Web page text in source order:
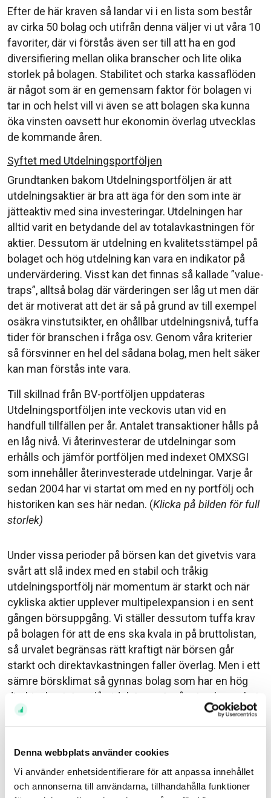
Denna webbplats använder cookies
Vi använder enhetsidentifierare för att anpassa innehållet
och annonserna till användarna, tillhandahålla funktioner
Efter de här kraven så landar vi i en lista som består
av cirka 50 bolag och utifrån denna väljer vi ut våra 10
favoriter, där vi förstås även ser till att ha en god
diversifiering mellan olika branscher och lite olika
storlek på bolagen. Stabilitet och starka kassaflöden
är något som är en gemensam faktor för bolagen vi
tar in och helst vill vi även se att bolagen ska kunna
öka vinsten oavsett hur ekonomin överlag utvecklas
de kommande åren.
Syftet med Utdelningsportföljen
Grundtanken bakom Utdelningsportföljen är att
utdelningsaktier är bra att äga för den som inte är
jätteaktiv med sina investeringar. Utdelningen har
alltid varit en betydande del av totalavkastningen för
aktier. Dessutom är utdelning en kvalitetsstämpel på
bolaget och hög utdelning kan vara en indikator på
undervärdering. Visst kan det finnas så kallade ”value-
traps”, alltså bolag där värderingen ser låg ut men där
det är motiverat att det är så på grund av till exempel
osäkra vinstutsikter, en ohållbar utdelningsnivå, tuffa
tider för branschen i fråga osv. Genom våra kriterier
så försvinner en hel del sådana bolag, men helt säker
kan man förstås inte vara.
Till skillnad från BV-portföljen uppdateras
Utdelningsportföljen inte veckovis utan vid en
handfull tillfällen per år. Antalet transaktioner hålls på
en låg nivå. Vi återinvesterar de utdelningar som
erhålls och jämför portföljen med indexet OMXSGI
som innehåller återinvesterade utdelningar. Varje år
sedan 2004 har vi startat om med en ny portfölj och
historiken kan ses här nedan. (Klicka på bilden för full
storlek)
Under vissa perioder på börsen kan det givetvis vara
svårt att slå index med en stabil och tråkig
utdelningsportfölj när momentum är starkt och när
cykliska aktier upplever multipelexpansion i en sent
gången börsuppgång. Vi ställer dessutom tuffa krav
på bolagen för att de ens ska kvala in på bruttolistan,
så urvalet begränsas rätt kraftigt när börsen går
starkt och direktavkastningen faller överlag. Men i ett
sämre börsklimat så gynnas bolag som har en hög
direktavkastning, då utdelningen i mångt och mycket
fungerar som en slags kudde på nedsidan, jämfört
bästa perioden för fjolårets Utdelningsportfölj.
Inför 2018 begränsades som sagt urvalet rejält på